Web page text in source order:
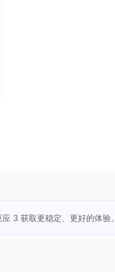
3 获取更稳定、更好的体验。